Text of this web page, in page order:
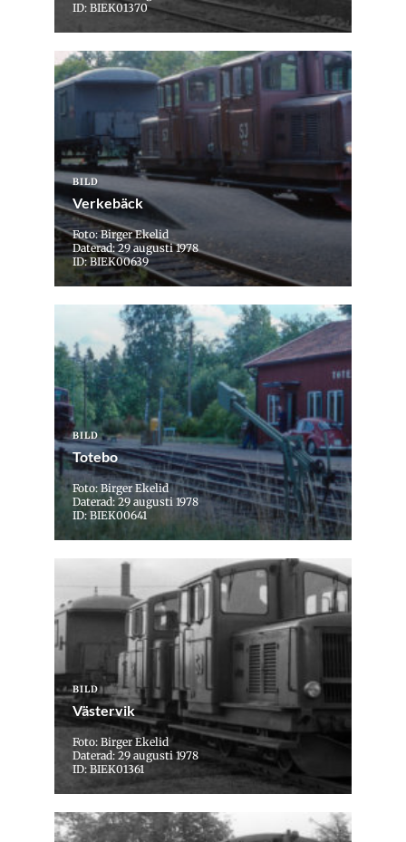
ID: BIEK01370
BILD
Verkebäck
Foto: Birger Ekelid
Daterad: 29 augusti 1978
ID: BIEK00639
BILD
Totebo
Foto: Birger Ekelid
Daterad: 29 augusti 1978
ID: BIEK00641
BILD
Västervik
Foto: Birger Ekelid
Daterad: 29 augusti 1978
ID: BIEK01361